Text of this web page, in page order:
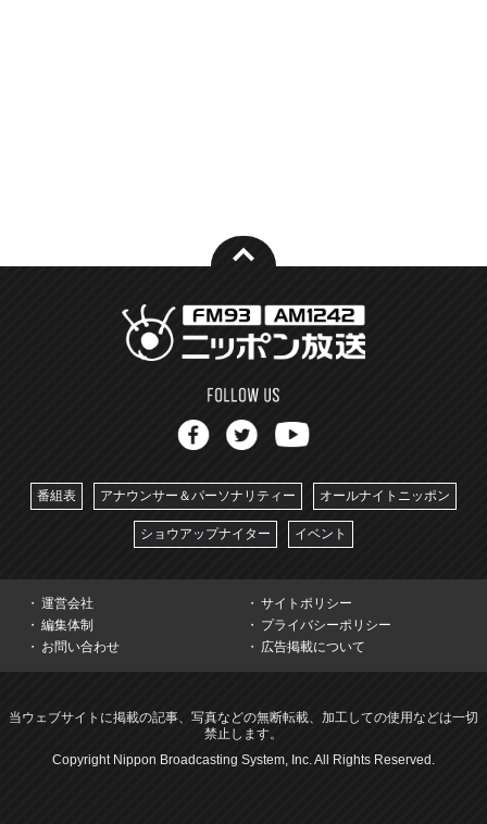
番組表 アナウンサー＆パーソナリティー オールナイトニッポン
ショウアップナイター イベント
運営会社
サイトポリシー
編集体制
プライバシーポリシー
お問い合わせ
広告掲載について
当ウェブサイトに掲載の記事、写真などの無断転載、加工しての使用などは一切
禁止します。
Copyright Nippon Broadcasting System, Inc. All Rights Reserved.